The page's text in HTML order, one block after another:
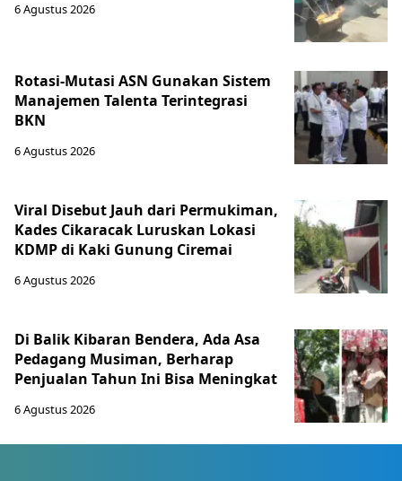
6 Agustus 2026
Rotasi-Mutasi ASN Gunakan Sistem
Manajemen Talenta Terintegrasi
BKN
6 Agustus 2026
Viral Disebut Jauh dari Permukiman,
Kades Cikaracak Luruskan Lokasi
KDMP di Kaki Gunung Ciremai
6 Agustus 2026
Di Balik Kibaran Bendera, Ada Asa
Pedagang Musiman, Berharap
Penjualan Tahun Ini Bisa Meningkat
6 Agustus 2026